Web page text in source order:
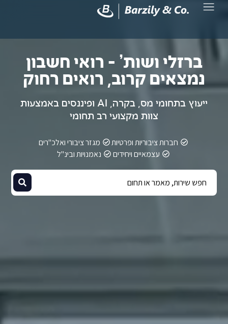
ברזלי ושות’ - רואי חשבון
נמצאים קרוב, רואים רחוק
ייעוץ בתחומי מס, בקרה, AI ופיננסים באמצעות
צוות מקצועי רב תחומי
חברות ציבוריות ופרטיות
מגזר ציבורי ואלכ"רים
עצמאיים ויחידים
נאמנויות ובינ"ל